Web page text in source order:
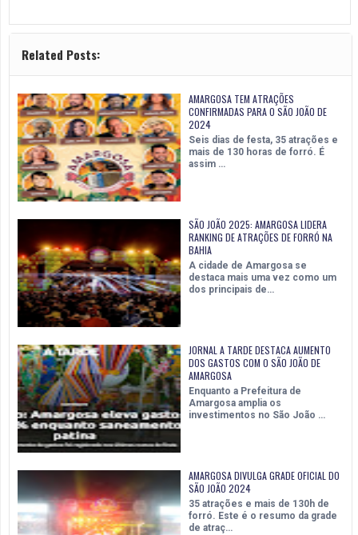
Related Posts:
AMARGOSA TEM ATRAÇÕES
CONFIRMADAS PARA O SÃO JOÃO DE
2024
Seis dias de festa, 35 atrações e
mais de 130 horas de forró. É
assim …
SÃO JOÃO 2025: AMARGOSA LIDERA
RANKING DE ATRAÇÕES DE FORRÓ NA
BAHIA
A cidade de Amargosa se
destaca mais uma vez como um
dos principais de…
JORNAL A TARDE DESTACA AUMENTO
DOS GASTOS COM O SÃO JOÃO DE
AMARGOSA
Enquanto a Prefeitura de
Amargosa amplia os
investimentos no São João …
AMARGOSA DIVULGA GRADE OFICIAL DO
SÃO JOÃO 2024
35 atrações e mais de 130h de
forró. Este é o resumo da grade
de atraç…